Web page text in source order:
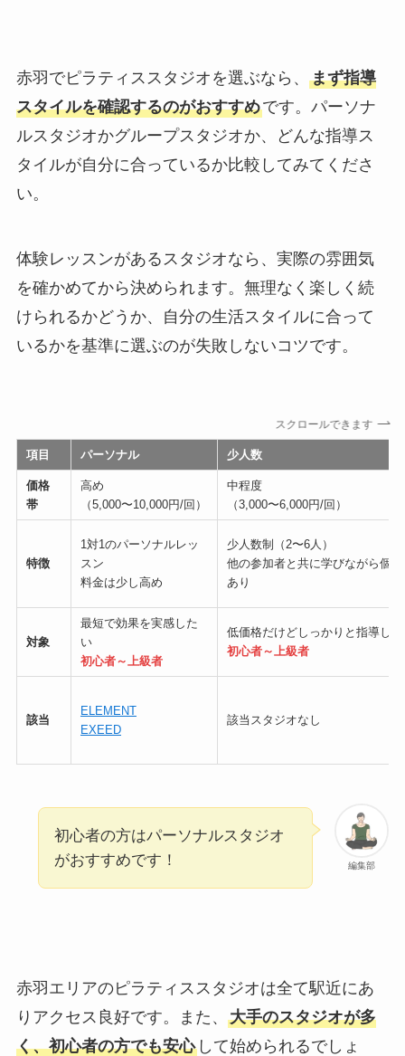
赤羽でピラティススタジオを選ぶなら、 まず指導
スタイルを確認するのがおすすめです。パーソナ
ルスタジオかグループスタジオか、どんな指導ス
タイルが自分に合っているか比較してみてくださ
い。
体験レッスンがあるスタジオなら、実際の雰囲気
を確かめてから決められます。無理なく楽しく続
けられるかどうか、自分の生活スタイルに合って
いるかを基準に選ぶのが失敗しないコツです。
スクロールできます
項目 パーソナル 少人数
価格
帯
高め
（5,000〜10,000円/回）
中程度
（3,000〜6,000円/回）
特徴
1対1のパーソナルレッ
スン
料金は少し高め
少人数制（2〜6人）
他の参加者と共に学びながら個
あり
対象
最短で効果を実感した
い
初心者～上級者
低価格だけどしっかりと指導し
初心者～上級者
該当
ELEMENT
EXEED
該当スタジオなし
編集部
初心者の方はパーソナルスタジオ
がおすすめです！
赤羽エリアのピラティススタジオは全て駅近にあ
りアクセス良好です。また、 大手のスタジオが多
く、初心者の方でも安心して始められるでしょ